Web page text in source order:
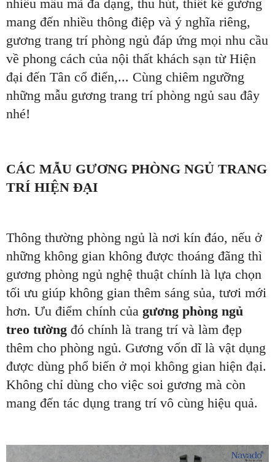
nhiều mẫu mã đa dạng, thu hút, thiết kế gương
mang đến nhiều thông điệp và ý nghĩa riêng,
gương trang trí phòng ngủ đáp ứng mọi nhu cầu
về phong cách của nội thất khách sạn từ Hiện
đại đến Tân cổ điển,... Cùng chiêm ngưỡng
những mẫu gương trang trí phòng ngủ sau đây
nhé!
CÁC MẪU GƯƠNG PHÒNG NGỦ TRANG
TRÍ HIỆN ĐẠI
Thông thường phòng ngủ là nơi kín đáo, nếu ở
những không gian không được thoáng đãng thì
gương phòng ngủ nghệ thuật chính là lựa chọn
tối ưu giúp không gian thêm sáng sủa, tươi mới
hơn. Ưu điểm chính của gương phòng ngủ
treo tường đó chính là trang trí và làm đẹp
thêm cho phòng ngủ. Gương vốn dĩ là vật dụng
được dùng phổ biến ở mọi không gian hiện đại.
Không chỉ dùng cho việc soi gương mà còn
mang đến tác dụng trang trí vô cùng hiệu quả.